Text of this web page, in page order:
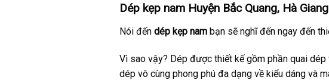
Dép kẹp nam Huyện Bắc Quang, Hà
Nói đến dép kẹp nambạn sẽ nghĩ đến ngay đến
Vì sao vậy? Dép được thiết kế gồm phần quai
dép vô cùng phong phú đa dạng về kiểu dáng và